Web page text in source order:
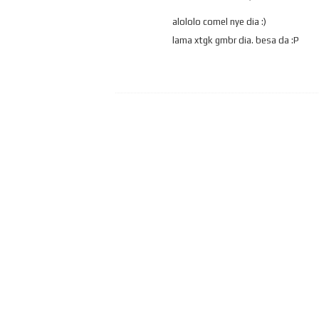
alololo comel nye dia :)
lama xtgk gmbr dia. besa da :P